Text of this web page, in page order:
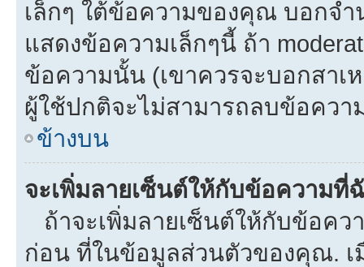
เล็กๆ ใต้ข้อความของคุณ บอกจ
แสดงข้อความเล็กๆนี้ ถ้า
ข้อความนั้น (เขาควรจะบอกสา
ผู้ใช้ปกติจะไม่สามารถลบข้อคว
ข้างบน
จะเพิ่มลายเซ็นต์ให้กับข้อความที่
ถ้าจะเพิ่มลายเซ็นต์ให้กับข้อค
ก่อน ที่ในข้อมูลส่วนตัวของคุณ.